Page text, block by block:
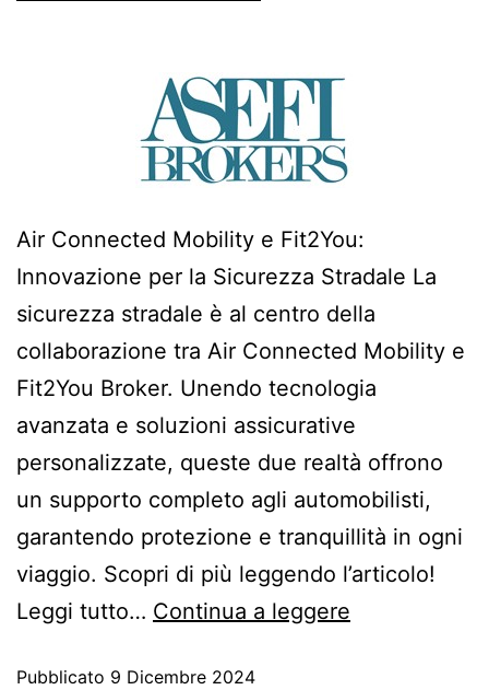
Air Connected Mobility e Fit2You:
Innovazione per la Sicurezza Stradale La
sicurezza stradale è al centro della
collaborazione tra Air Connected Mobility e
Fit2You Broker. Unendo tecnologia
avanzata e soluzioni assicurative
personalizzate, queste due realtà offrono
un supporto completo agli automobilisti,
garantendo protezione e tranquillità in ogni
viaggio. Scopri di più leggendo l’articolo!
Leggi tutto… Continua a leggere
Pubblicato 9 Dicembre 2024